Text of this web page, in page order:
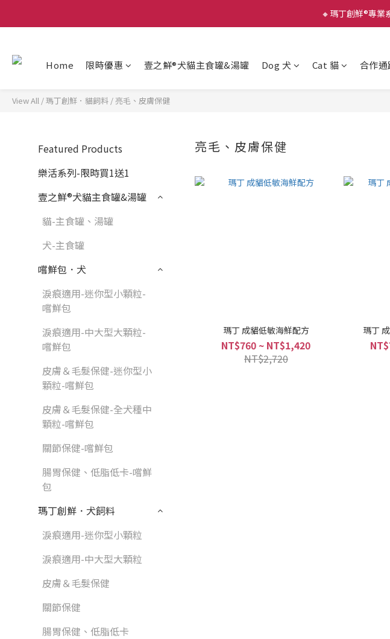
🔸瑪丁創鮮®專
Home 限時優惠 壹之鮮®犬貓主食罐&湯罐 Dog 犬 Cat 貓 合作通
View All /瑪丁創鮮．貓飼料 / 亮毛、皮膚保健
Featured Products
樂活系列-限時買1送1
壹之鮮®犬貓主食罐&湯罐
貓-主食罐、湯罐
犬-主食罐
嚐鮮包．犬
淚痕適用-迷你型小顆粒-
嚐鮮包
淚痕適用-中大型大顆粒-
嚐鮮包
皮膚＆毛髮保健-迷你型小
顆粒-嚐鮮包
皮膚＆毛髮保健-全犬種中
顆粒-嚐鮮包
關節保健-嚐鮮包
腸胃保健、低脂低卡-嚐鮮
包
瑪丁創鮮．犬飼料
淚痕適用-迷你型小顆粒
淚痕適用-中大型大顆粒
皮膚＆毛髮保健
關節保健
腸胃保健、低脂低卡
亮毛、皮膚保健
瑪丁 成貓低敏海鮮配方
NT$760 ~ NT$1,420
NT$2,720
瑪丁